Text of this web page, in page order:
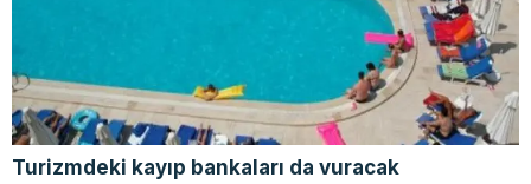
Turizmdeki kayıp bankaları da vuracak